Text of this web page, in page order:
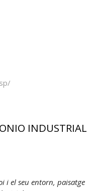
INDUSTRIAL
i el seu entorn, paisatge